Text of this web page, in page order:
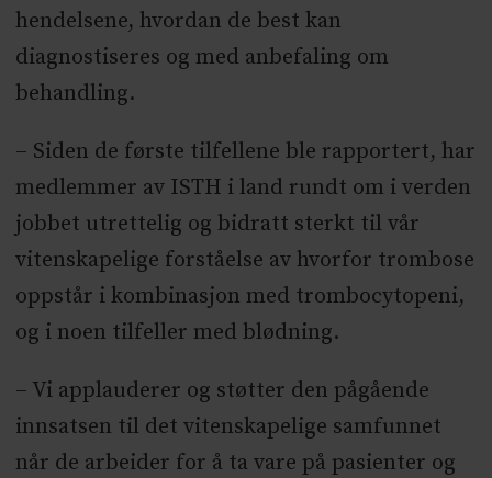
hendelsene, hvordan de best kan
diagnostiseres og med anbefaling om
behandling.
– Siden de første tilfellene ble rapportert, har
medlemmer av ISTH i land rundt om i verden
jobbet utrettelig og bidratt sterkt til vår
vitenskapelige forståelse av hvorfor trombose
oppstår i kombinasjon med trombocytopeni,
og i noen tilfeller med blødning.
– Vi applauderer og støtter den pågående
innsatsen til det vitenskapelige samfunnet
når de arbeider for å ta vare på pasienter og